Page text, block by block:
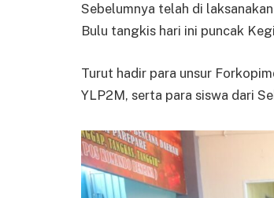
Sebelumnya telah di
Bulu tangkis hari ini puncak
Turut hadir para unsur
YLP2M, serta para siswa dari